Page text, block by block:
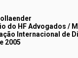
do HF Advogados /
Internacional de
2005